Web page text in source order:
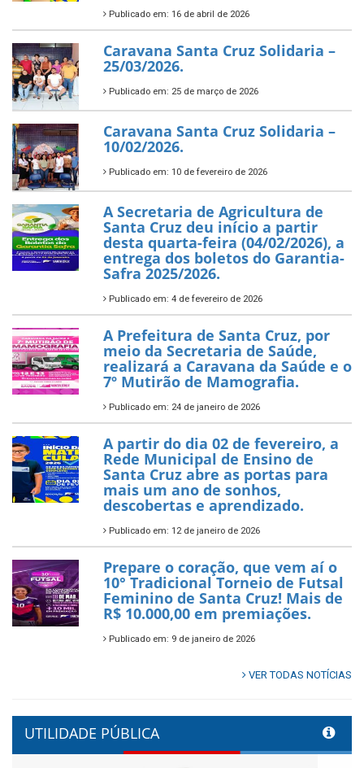
Publicado em: 16 de abril de 2026
Caravana Santa Cruz Solidaria –
25/03/2026.
Publicado em: 25 de março de 2026
Caravana Santa Cruz Solidaria –
10/02/2026.
Publicado em: 10 de fevereiro de 2026
A Secretaria de Agricultura de
Santa Cruz deu início a partir
desta quarta-feira (04/02/2026), a
entrega dos boletos do Garantia-
Safra 2025/2026.
Publicado em: 4 de fevereiro de 2026
A Prefeitura de Santa Cruz, por
meio da Secretaria de Saúde,
realizará a Caravana da Saúde e o
7º Mutirão de Mamografia.
Publicado em: 24 de janeiro de 2026
A partir do dia 02 de fevereiro, a
Rede Municipal de Ensino de
Santa Cruz abre as portas para
mais um ano de sonhos,
descobertas e aprendizado.
Publicado em: 12 de janeiro de 2026
Prepare o coração, que vem aí o
10° Tradicional Torneio de Futsal
Feminino de Santa Cruz! Mais de
R$ 10.000,00 em premiações.
Publicado em: 9 de janeiro de 2026
VER TODAS NOTÍCIAS
UTILIDADE PÚBLICA